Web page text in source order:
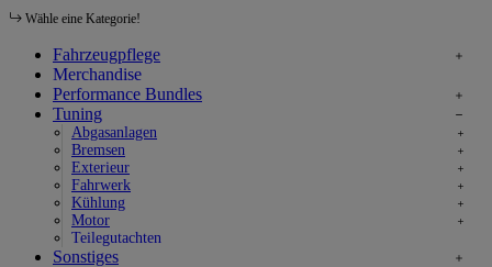
Wähle eine Kategorie!
Fahrzeugpflege
Merchandise
Performance Bundles
Tuning
Abgasanlagen
Bremsen
Exterieur
Fahrwerk
Kühlung
Motor
Teilegutachten
Sonstiges